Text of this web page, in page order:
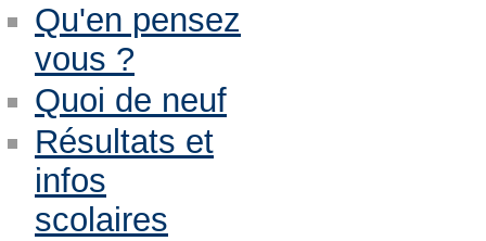
Qu'en pensez
vous ?
Quoi de neuf
Résultats et
infos
scolaires